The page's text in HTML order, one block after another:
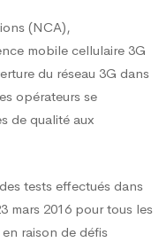
(NCA),
mobile cellulaire 3G
du réseau 3G dans
opérateurs se
de qualité aux
tests effectués dans
mars 2016 pour tous les
raison de défis